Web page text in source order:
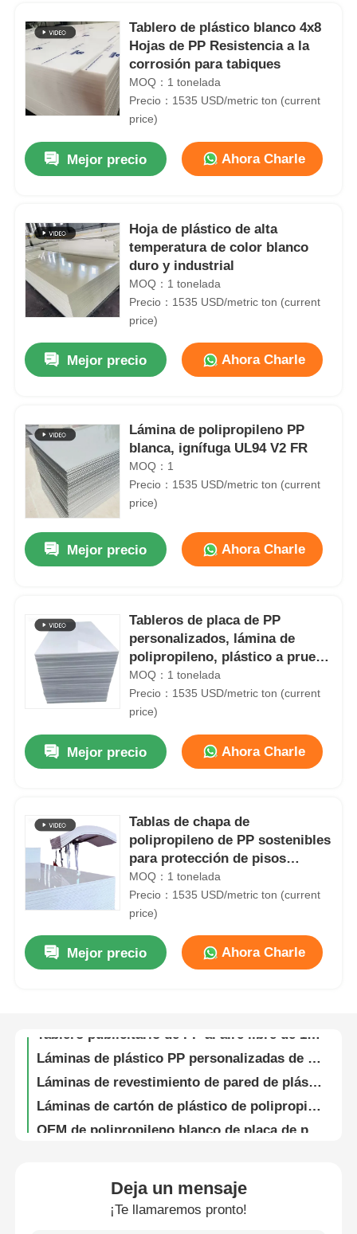
Inicio
Productos
Sobre nosotros
Visita a la fábrica
Control de Calidad
noticias
Todos los casos
Tablero de plástico blanco 4x8
Hojas de PP Resistencia a la
corrosión para tabiques
MOQ：1 tonelada
Precio：1535 USD/metric ton (current
price)
Mejor precio Ahora Charle
Hoja de plástico de alta
temperatura de color blanco
duro y industrial
MOQ：1 tonelada
Precio：1535 USD/metric ton (current
price)
Mejor precio Ahora Charle
Lámina de polipropileno PP
blanca, ignífuga UL94 V2 FR
MOQ：1
Precio：1535 USD/metric ton (current
price)
Mejor precio Ahora Charle
Tableros de placa de PP
personalizados, lámina de
polipropileno, plástico a prueba
de moho
MOQ：1 tonelada
Precio：1535 USD/metric ton (current
price)
Mejor precio Ahora Charle
Tablas de chapa de
polipropileno de PP sostenibles
para protección de pisos
ligeras
MOQ：1 tonelada
Precio：1535 USD/metric ton (current
price)
Mejor precio Ahora Charle
Hoja de partición de plástico de tablero PPS ecológico extruido de 10 mm ODM
Ingeniería de láminas de tablero de sulfuro de polifenileno PPS termoplástico OEM
Deja un mensaje
¡Te llamaremos pronto!